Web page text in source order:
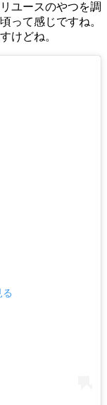
ユースのやつを調
って感じですね。
けどね。